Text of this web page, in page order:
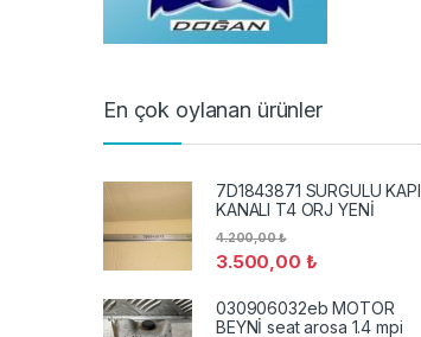
En çok oylanan ürünler
7D1843871 SURGULU KAPI
KANALI T4 ORJ YENİ
3.500,00 ₺
4.200,00₺
030906032eb MOTOR
BEYNİ seat arosa 1.4 mpi